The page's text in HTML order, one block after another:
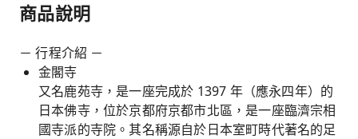
商品說明
－ 行程介紹 －
金閣寺
又名鹿苑寺，是一座完成於 1397 年（應永四年）的
日本佛寺，位於京都府京都市北區，是一座臨濟宗相
國寺派的寺院。其名稱源自於日本室町時代著名的足